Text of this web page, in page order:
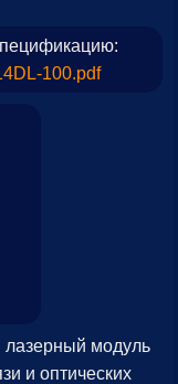
100.pdf
модуль
и оптических